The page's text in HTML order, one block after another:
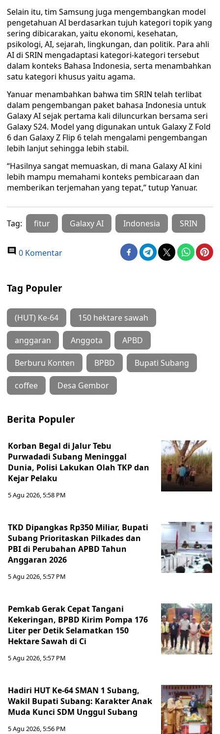
Selain itu, tim Samsung juga mengembangkan model
pengetahuan AI berdasarkan tujuh kategori topik yang
sering dibicarakan, yaitu ekonomi, kesehatan,
psikologi, AI, sejarah, lingkungan, dan politik. Para ahli
AI di SRIN mengadaptasi kategori-kategori tersebut
dalam konteks Bahasa Indonesia, serta menambahkan
satu kategori khusus yaitu agama.
Yanuar menambahkan bahwa tim SRIN telah terlibat
dalam pengembangan paket bahasa Indonesia untuk
Galaxy AI sejak pertama kali diluncurkan bersama seri
Galaxy S24. Model yang digunakan untuk Galaxy Z Fold
6 dan Galaxy Z Flip 6 telah mengalami pengembangan
lebih lanjut sehingga lebih stabil.
“Hasilnya sangat memuaskan, di mana Galaxy AI kini
lebih mampu memahami konteks pembicaraan dan
memberikan terjemahan yang tepat,” tutup Yanuar.
Tag: fitur Galaxy AI Indonesia SRIN
0 Komentar
Tag Populer
(HUT) Ke-64 150 hektare sawah
anggaran Anggota APBD
Berburu Konten BPBD Bupati Subang
coffee Desa Gembor
Berita Populer
Korban Begal di Jalur Tebu
Purwadadi Subang Meninggal
Dunia, Polisi Lakukan Olah TKP dan
Kejar Pelaku
5 Agu 2026, 5:58 PM
TKD Dipangkas Rp350 Miliar, Bupati
Subang Prioritaskan Pilkades dan
PBI di Perubahan APBD Tahun
Anggaran 2026
5 Agu 2026, 5:57 PM
Pemkab Gerak Cepat Tangani
Kekeringan, BPBD Kirim Pompa 176
Liter per Detik Selamatkan 150
Hektare Sawah di Ci
5 Agu 2026, 5:57 PM
Hadiri HUT Ke-64 SMAN 1 Subang,
Wakil Bupati Subang: Karakter Anak
Muda Kunci SDM Unggul Subang
5 Agu 2026, 5:56 PM